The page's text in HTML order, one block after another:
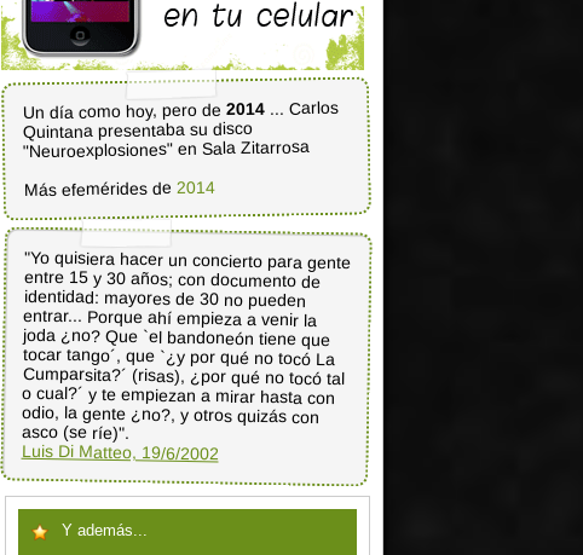
Un día como hoy, pero de 2014 ... Carlos
Quintana presentaba su disco
"Neuroexplosiones" en Sala Zitarrosa
Más efemérides de 2014
"Yo quisiera hacer un concierto para gente
entre 15 y 30 años; con documento de
identidad: mayores de 30 no pueden
entrar... Porque ahí empieza a venir la
joda ¿no? Que `el bandoneón tiene que
tocar tango´, que `¿y por qué no tocó La
Cumparsita?´ (risas), ¿por qué no tocó tal
o cual?´ y te empiezan a mirar hasta con
odio, la gente ¿no?, y otros quizás con
asco (se ríe)".
Luis Di Matteo, 19/6/2002
Y además...